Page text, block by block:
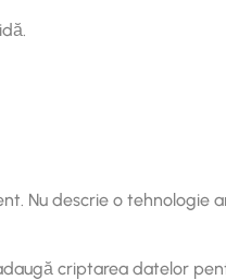
Nu descrie o tehnologie
criptarea datelor